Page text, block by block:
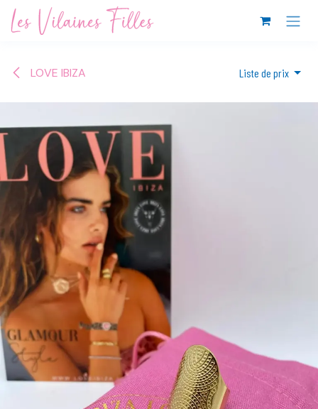
Se rendre au contenu
LOVE IBIZA Liste de prix